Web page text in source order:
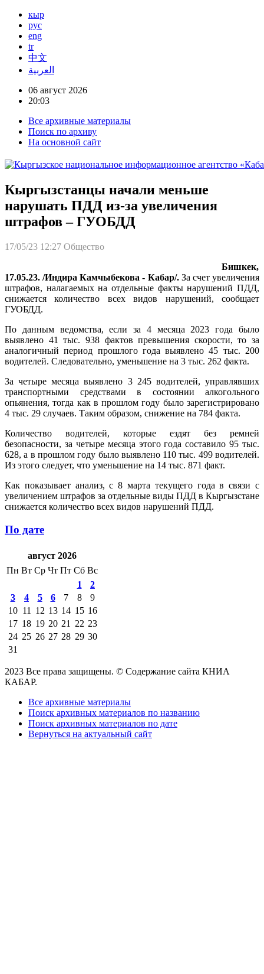
кыр
рус
eng
tr
中文
العربية
06 август 2026
20:03
Все архивные материалы
Поиск по архиву
На основной сайт
Кыргызстанцы начали меньше
нарушать ПДД из-за увеличения
штрафов – ГУОБДД
17/05/23 12:27 Общество
Бишкек,
17.05.23. /Индира Камчыбекова - Кабар/.За счет увеличения
штрафов, налагаемых на отдельные факты нарушений ПДД,
снижается количество всех видов нарушений, сообщает
ГУОБДД.
По данным ведомства, если за 4 месяца 2023 года было
выявлено 41 тыс. 938 фактов превышения скорости, то за
аналогичный период прошлого года выявлено 45 тыс. 200
водителей. Следовательно, уменьшение на 3 тыс. 262 факта.
За четыре месяца выявлено 3 245 водителей, управлявших
транспортными средствами в состоянии алкогольного
опьянения, тогда как в прошлом году было зарегистрировано
4 тыс. 29 случаев. Таким образом, снижение на 784 факта.
Количество водителей, которые ездят без ремней
безопасности, за четыре месяца этого года составило 95 тыс.
628, а в прошлом году было выявлено 110 тыс. 499 водителей.
Из этого следует, что уменьшение на 14 тыс. 871 факт.
Как показывает анализ, с 8 марта текущего года в связи с
увеличением штрафов за отдельные виды ПДД в Кыргызстане
снижается количество всех видов нарушений ПДД.
По дате
август 2026
Пн Вт Ср Чт Пт Сб Вс
1
2
3
4 5 6 7 8
9
10 11 12 13 14 15 16
17 18 19 20 21 22 23
24 25 26 27 28 29 30
31
2023 Все права защищены. © Содержание сайта КНИА
КАБАР.
Все архивные материалы
Поиск архивных материалов по названию
Поиск архивных материалов по дате
Вернуться на актуальный сайт